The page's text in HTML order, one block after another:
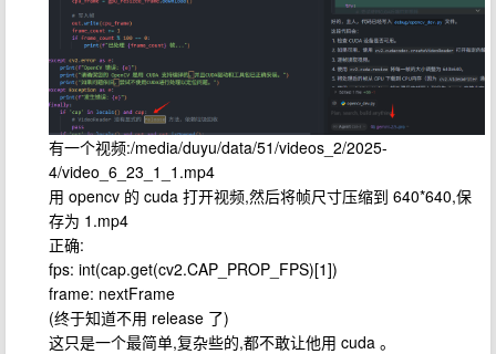
有一个视频:/media/duyu/data/51/videos_2/2025-
4/video_6_23_1_1.mp4
用 opencv 的 cuda 打开视频,然后将帧尺寸压缩到 640*640,保
存为 1.mp4
正确:
fps: int(cap.get(cv2.CAP_PROP_FPS)[1])
frame: nextFrame
(终于知道不用 release 了)
这只是一个最简单,复杂些的,都不敢让他用 cuda 。